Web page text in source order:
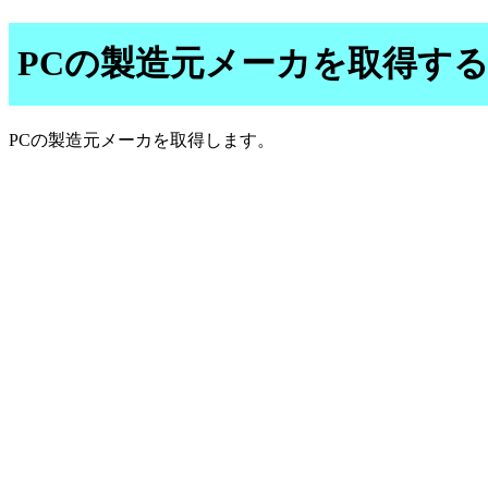
PCの製造元メーカを取得する
PCの製造元メーカを取得します。